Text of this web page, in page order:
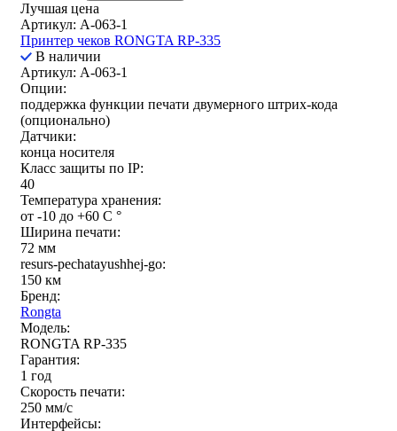
Лучшая цена
Артикул: A-063-1
Принтер чеков RONGTA RP-335
В наличии
Артикул: A-063-1
Опции:
поддержка функции печати двумерного штрих-кода
(опционально)
Датчики:
конца носителя
Класс защиты по IP:
40
Температура хранения:
от -10 до +60 С °
Ширина печати:
72 мм
resurs-pechatayushhej-go:
150 км
Бренд:
Rongta
Модель:
RONGTA RP-335
Гарантия:
1 год
Скорость печати:
250 мм/c
Интерфейсы: